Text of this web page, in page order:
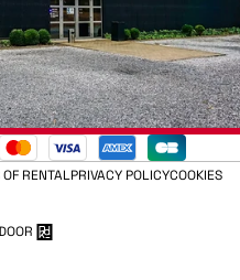
RENTALPRIVACY POLICYCOOKIES